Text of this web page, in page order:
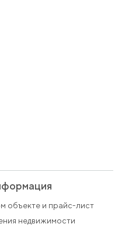
объекте и прайс-лист
недвижимости